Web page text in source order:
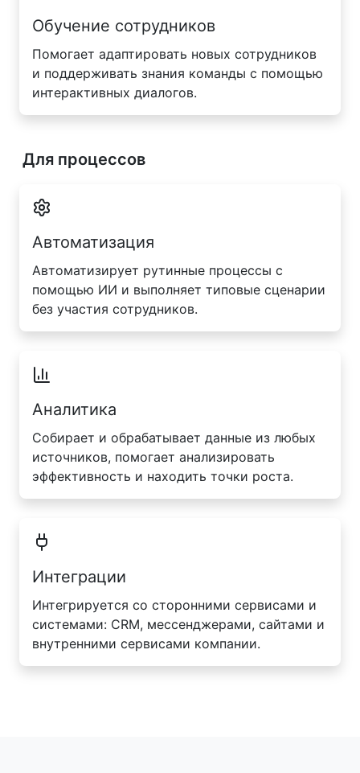
Обучение сотрудников
Помогает адаптировать новых сотрудников
и поддерживать знания команды с помощью
интерактивных диалогов.
Для процессов
Автоматизация
Автоматизирует рутинные процессы с
помощью ИИ и выполняет типовые сценарии
без участия сотрудников.
Аналитика
Собирает и обрабатывает данные из любых
источников, помогает анализировать
эффективность и находить точки роста.
Интеграции
Интегрируется со сторонними сервисами и
системами: CRM, мессенджерами, сайтами и
внутренними сервисами компании.